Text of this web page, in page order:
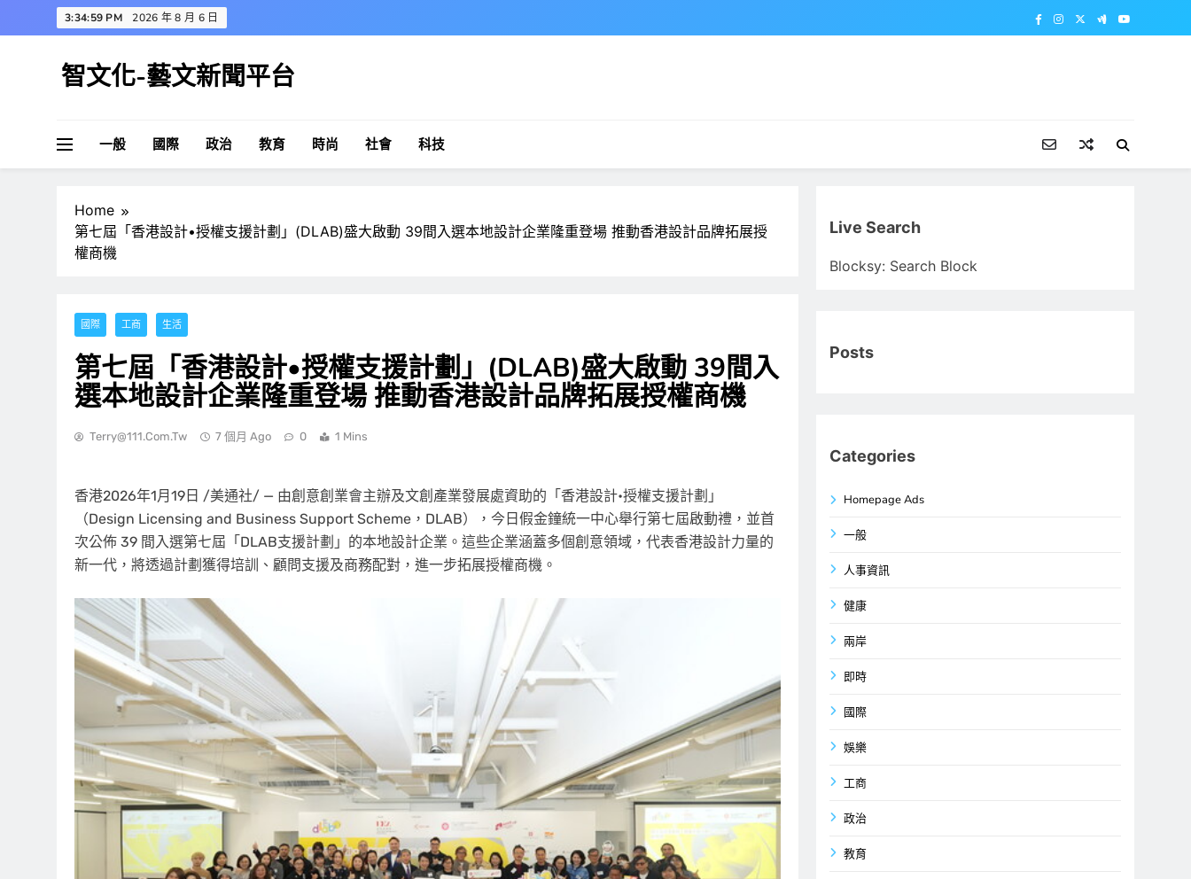
to
3:35:00 PM 2026 年 8 月 6 日
智文化-藝文新聞平台
一般 國際 政治 教育 時尚 社會 科技
Home
第七屆「香港設計•授權支援計劃」(DLAB)盛大啟動 39間入選本地設計企業隆重登場 推動香港設計品牌拓展授
權商機
國際 工商 生活
第七屆「香港設計•授權支援計劃」(DLAB)盛大啟動 39間入
選本地設計企業隆重登場 推動香港設計品牌拓展授權商機
Terry@111.com.tw 7 個月 Ago 0 1 Mins
香港2026年1月19日 /美通社/ — 由創意創業會主辦及文創產業發展處資助的「香港設計•授權支援計劃」
（Design Licensing and Business Support Scheme，DLAB），今日假金鐘統一中心舉行第七屆啟動禮，並首
次公佈 39 間入選第七屆「DLAB支援計劃」的本地設計企業。這些企業涵蓋多個創意領域，代表香港設計力量的
新一代，將透過計劃獲得培訓、顧問支援及商務配對，進一步拓展授權商機。
Live Search
Blocksy: Search Block
Posts
Categories
Homepage Ads
一般
人事資訊
健康
兩岸
即時
國際
娛樂
工商
政治
教育